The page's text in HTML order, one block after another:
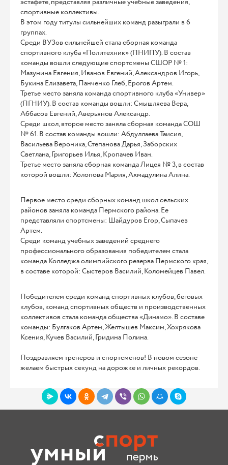
эстафете, представляя различные учебные заведения,
спортивные коллективы.
В этом году титулы сильнейших команд разыграли в 6
группах.
Среди ВУЗов сильнейшей стала сборная команда
спортивного клуба «Политехник» (ПНИПУ). В состав
команды вошли следующие спортсмены СШОР № 1:
Мазунина Евгения, Иванов Евгений, Александров Игорь,
Букина Елизавета, Панченко Глеб, Ерогов Артем.
Третье место заняла команда спортивного клуба «Универ»
(ПГНИУ). В состав команды вошли: Смышляева Вера,
Аббасов Евгений, Аверьянов Александр.
Среди школ, второе место заняла сборная команда СОШ
№ 61. В состав команды вошли: Абдуллаева Таисия,
Васильева Вероника, Степанова Дарья, Заборских
Светлана, Григорьев Илья, Кропачев Иван.
Третье место заняла сборная команда Лицея № 3, в состав
которой вошли: Холопова Мария, Ахмадулина Алина.
Первое место среди сборных команд школ сельских
районов заняла команда Пермского района. Ее
представляли спортсмены: Шайдуров Егор, Сыпачев
Артем.
Среди команд учебных заведений среднего
профессионального образования победителем стала
команда Колледжа олимпийского резерва Пермского края,
в составе которой: Сыстеров Василий, Коломейцев Павел.
Победителем среди команд спортивных клубов, беговых
клубов, команд спортивных обществ и производственных
коллективов стала команда общества «Динамо». В составе
команды: Булгаков Артем, Желтышев Максим, Хохрякова
Ксения, Кучев Василий, Гридина Полина.
Поздравляем тренеров и спортсменов! В новом сезоне
желаем быстрых секунд на дорожке и личных рекордов.